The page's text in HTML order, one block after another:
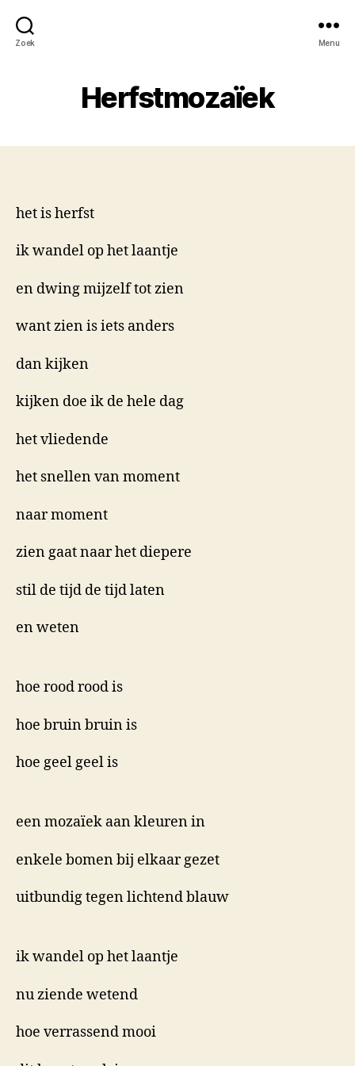
Zoek Menu
Herfstmozaïek
het is herfst
ik wandel op het laantje
en dwing mijzelf tot zien
want zien is iets anders
dan kijken
kijken doe ik de hele dag
het vliedende
het snellen van moment
naar moment
zien gaat naar het diepere
stil de tijd de tijd laten
en weten
hoe rood rood is
hoe bruin bruin is
hoe geel geel is
een mozaïek aan kleuren in
enkele bomen bij elkaar gezet
uitbundig tegen lichtend blauw
ik wandel op het laantje
nu ziende wetend
hoe verrassend mooi